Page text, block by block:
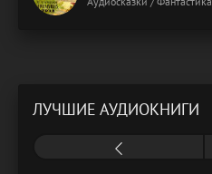
ЛУЧШИЕ АУДИОКНИГИ